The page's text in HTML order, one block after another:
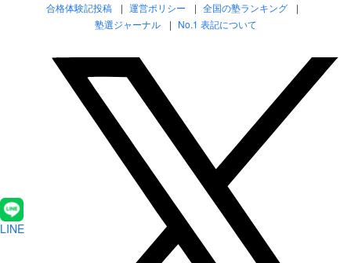
合格体験記投稿
運営ポリシー
全国の塾ランキング
塾選ジャーナル
No.1 表記について
LINE